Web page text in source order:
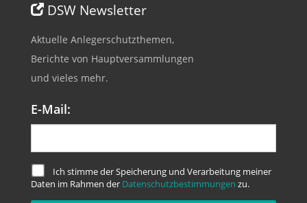
DSW Newsletter
Aktuelle Anlegerschutzthemen,
Berichte von Hauptversammlungen
und vieles mehr.
E-Mail:
Ich stimme der Speicherung und Verarbeitung meiner
Daten im Rahmen der Datenschutzbestimmungen zu.